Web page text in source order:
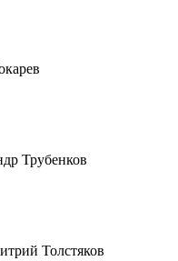
Трубенков
Толстяков